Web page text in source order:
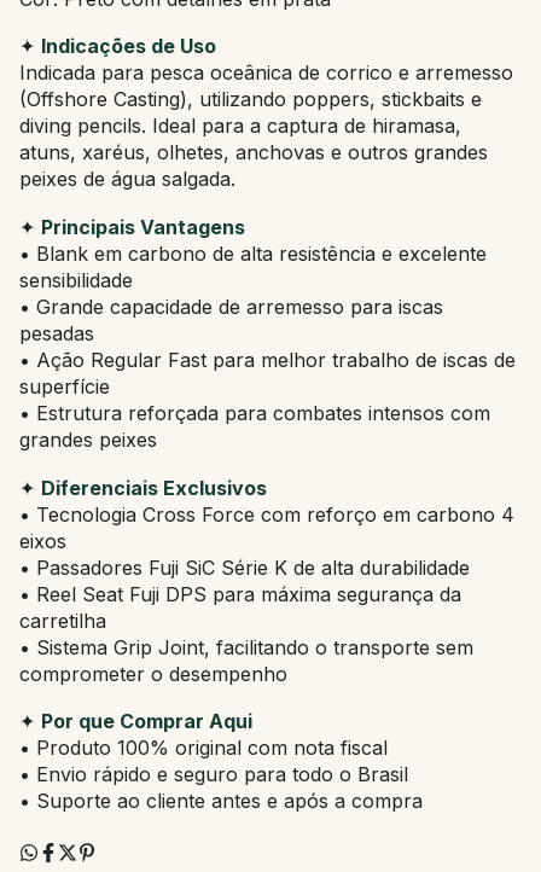
✦ Indicações de Uso
Indicada para pesca oceânica de corrico e arremesso
(Offshore Casting), utilizando poppers, stickbaits e
diving pencils. Ideal para a captura de hiramasa,
atuns, xaréus, olhetes, anchovas e outros grandes
peixes de água salgada.
✦ Principais Vantagens
• Blank em carbono de alta resistência e excelente
sensibilidade
• Grande capacidade de arremesso para iscas
pesadas
• Ação Regular Fast para melhor trabalho de iscas de
superfície
• Estrutura reforçada para combates intensos com
grandes peixes
✦ Diferenciais Exclusivos
• Tecnologia Cross Force com reforço em carbono 4
eixos
• Passadores Fuji SiC Série K de alta durabilidade
• Reel Seat Fuji DPS para máxima segurança da
carretilha
• Sistema Grip Joint, facilitando o transporte sem
comprometer o desempenho
✦ Por que Comprar Aqui
• Produto 100% original com nota fiscal
• Envio rápido e seguro para todo o Brasil
• Suporte ao cliente antes e após a compra